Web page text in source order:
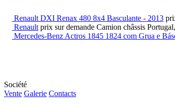
Renault DXI Renax 480 8x4 Basculante - 2013
Renault prix sur demande Camion châssis
Mercedes-Benz Actros 1845 1824 com Grua e
Société
Vente Galerie Contacts